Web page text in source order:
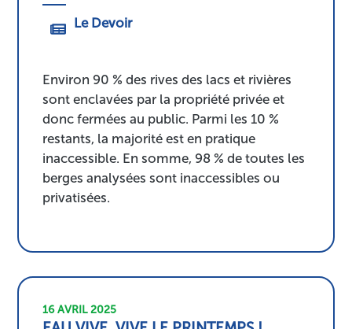
Le Devoir
Environ 90 % des rives des lacs et rivières
sont enclavées par la propriété privée et
donc fermées au public. Parmi les 10 %
restants, la majorité est en pratique
inaccessible. En somme, 98 % de toutes les
berges analysées sont inaccessibles ou
privatisées.
16 AVRIL 2025